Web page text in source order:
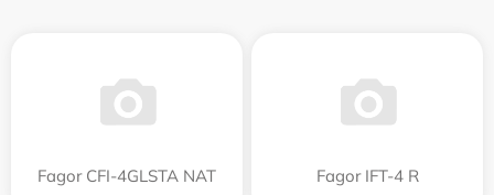
Fagor CFI-4GLSTA NAT Fagor IFT-4 R